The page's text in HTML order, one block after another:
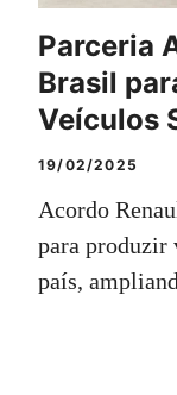
Parceria
Brasil
Veículos
19/02/2025
Acordo
para produzir
país,